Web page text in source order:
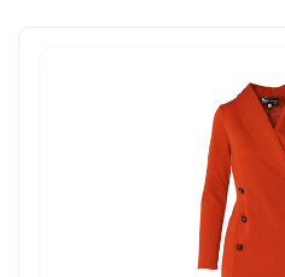
fiicei etc, deoarece sunt în